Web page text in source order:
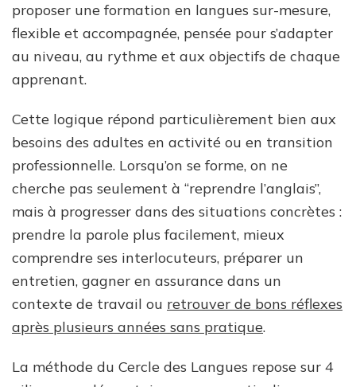
proposer une formation en langues sur-mesure,
flexible et accompagnée, pensée pour s’adapter
au niveau, au rythme et aux objectifs de chaque
apprenant.
Cette logique répond particulièrement bien aux
besoins des adultes en activité ou en transition
professionnelle. Lorsqu’on se forme, on ne
cherche pas seulement à “reprendre l’anglais”,
mais à progresser dans des situations concrètes :
prendre la parole plus facilement, mieux
comprendre ses interlocuteurs, préparer un
entretien, gagner en assurance dans un
contexte de travail ou retrouver de bons réflexes
après plusieurs années sans pratique.
La méthode du Cercle des Langues repose sur 4